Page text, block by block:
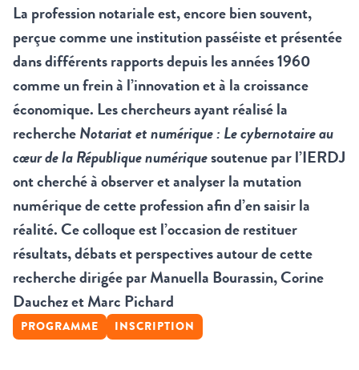
La profession notariale est, encore bien souvent,
perçue comme une institution passéiste et présentée
dans différents rapports depuis les années 1960
comme un frein à l’innovation et à la croissance
économique. Les chercheurs ayant réalisé la
rechercheNotariat et numérique : Le cybernotaire au
cœur de la République numériquesoutenue par l’IERDJ
ont cherché à observer et analyser la mutation
numérique de cette profession afin d’en saisir la
réalité. Ce colloque est l’occasion de restituer
résultats, débats et perspectives autour de cette
recherche dirigée par Manuella Bourassin, Corine
Dauchez et Marc Pichard
PROGRAMME INSCRIPTION